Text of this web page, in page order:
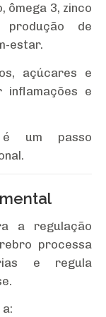
ômega 3, zinco
produção de
estar.
açúcares e
inflamações e
é um passo
a regulação
processa
e regula